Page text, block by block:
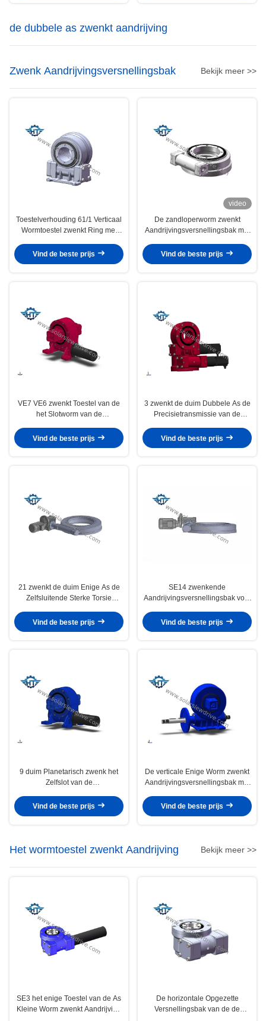
de dubbele as zwenkt aandrijving
Zwenk Aandrijvingsversnellingsbak Bekijk meer >>
Toestelverhouding 61/1 Verticaal
Wormtoestel zwenkt Ring met
voor CPV en CSP
Vind de beste prijs
video
De zandloperworm zwenkt
Aandrijvingsversnellingsbak met
Toestelmotoren voor zonne-
energie
Vind de beste prijs
VE7 VE6 zwenkt Toestel van de
het Slotworm van de
Zelf voor Horizontale Enige As
Zonnedrijvers
Vind de beste prijs
3 zwenkt de duim Dubbele As de
Precisietransmissie van de
Zonne Volgend Systeem
Vind de beste prijs
21 zwenkt de duim Enige As de
Zelfsluitende Sterke Torsie
Aandrijvingsversnellingsbak voor
CSP
Vind de beste prijs
SE14 zwenkende
Aandrijvingsversnellingsbak voor
het Drijverssysteem met
Hydraulische Motor
Vind de beste prijs
9 duim Planetarisch zwenk het
Zelfslot van de
Hoge Nauwkeurigheid voor
Vind de beste prijs
De verticale Enige Worm zwenkt
Aandrijvingsversnellingsbak met
Volgend Systeem
Vind de beste prijs
Het wormtoestel zwenkt Aandrijving Bekijk meer >>
SE3 het enige Toestel van de As
Kleine Worm zwenkt Aandrijving
De horizontale Opgezette
Versnellingsbak van de de